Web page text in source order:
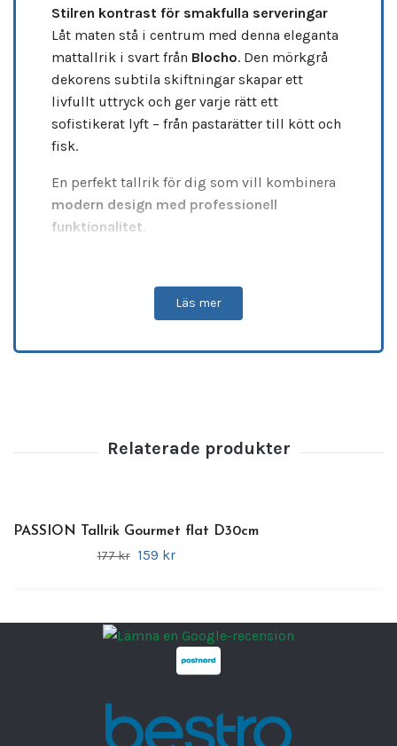
Stilren kontrast för smakfulla serveringar
Låt maten stå i centrum med denna eleganta
mattallrik i svart från Blocho. Den mörkgrå
dekorens subtila skiftningar skapar ett
livfullt uttryck och ger varje rätt ett
sofistikerat lyft – från pastarätter till kött och
fisk.
En perfekt tallrik för dig som vill kombinera
modern design med professionell
funktionalitet.
Idealisk för varmrätter och stilfulla
✨Ger dukningen ett djärvt och exklusivt
Tål diskmaskin
🎨Serie:Nano Cream
Exklusivt hos: FRANKHUGO
Ø 25 cm
Läs mer
PASSION Tallrik Gourmet flat D30cm
177 kr 159 kr